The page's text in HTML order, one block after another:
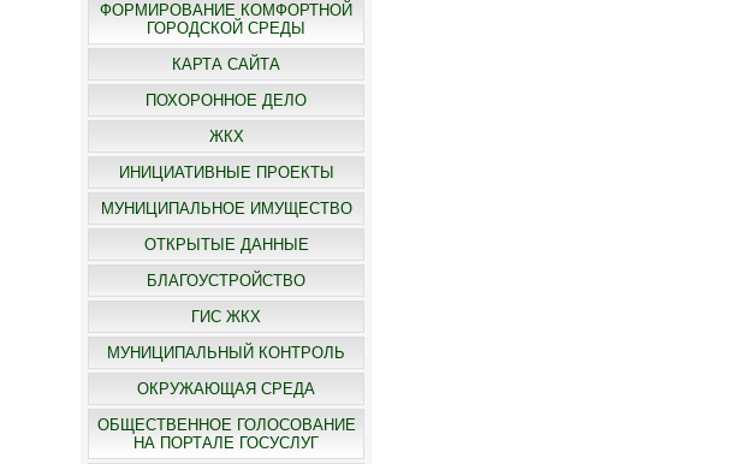
ФОРМИРОВАНИЕ КОМФОРТНОЙ
ГОРОДСКОЙ СРЕДЫ
КАРТА САЙТА
ПОХОРОННОЕ ДЕЛО
ЖКХ
ИНИЦИАТИВНЫЕ ПРОЕКТЫ
МУНИЦИПАЛЬНОЕ ИМУЩЕСТВО
ОТКРЫТЫЕ ДАННЫЕ
БЛАГОУСТРОЙСТВО
ГИС ЖКХ
МУНИЦИПАЛЬНЫЙ КОНТРОЛЬ
ОКРУЖАЮЩАЯ СРЕДА
ОБЩЕСТВЕННОЕ ГОЛОСОВАНИЕ
НА ПОРТАЛЕ ГОСУСЛУГ